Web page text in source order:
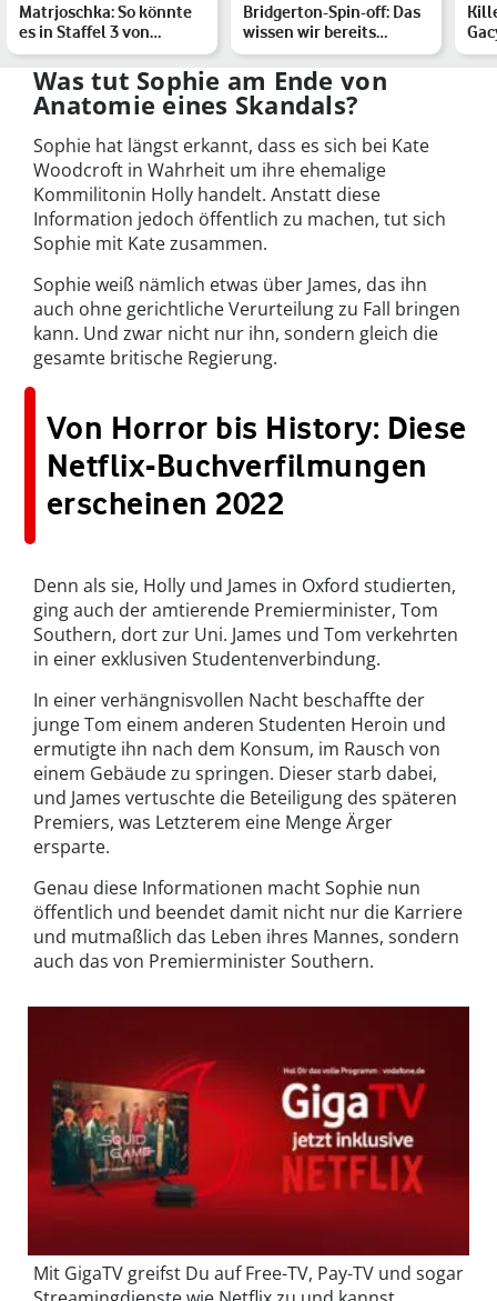
Matrjoschka: So könnte
es in Staffel 3 von
Russian Doll weitergeh…
Bridgerton-Spin-off: Das
wissen wir bereits
darüber
Was tut Sophie am Ende von
Anatomie eines Skandals?
Sophie hat längst erkannt, dass es sich bei Kate
Woodcroft in Wahrheit um ihre ehemalige
Kommilitonin Holly handelt. Anstatt diese
Information jedoch öffentlich zu machen, tut sich
Sophie mit Kate zusammen.
Sophie weiß nämlich etwas über James, das ihn
auch ohne gerichtliche Verurteilung zu Fall bringen
kann. Und zwar nicht nur ihn, sondern gleich die
gesamte britische Regierung.
Von Horror bis History: Diese
Netflix-Buchverfilmungen
erscheinen 2022
Denn als sie, Holly und James in Oxford studierten,
ging auch der amtierende Premierminister, Tom
Southern, dort zur Uni. James und Tom verkehrten
in einer exklusiven Studentenverbindung.
In einer verhängnisvollen Nacht beschaffte der
junge Tom einem anderen Studenten Heroin und
ermutigte ihn nach dem Konsum, im Rausch von
einem Gebäude zu springen. Dieser starb dabei,
und James vertuschte die Beteiligung des späteren
Premiers, was Letzterem eine Menge Ärger
ersparte.
Genau diese Informationen macht Sophie nun
öffentlich und beendet damit nicht nur die Karriere
und mutmaßlich das Leben ihres Mannes, sondern
auch das von Premierminister Southern.
Mit GigaTV greifst Du auf Free-TV, Pay-TV und sogar